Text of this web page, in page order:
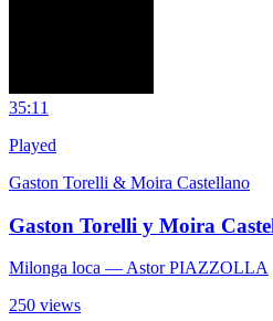
35:11
Played
Gaston Torelli & Moira Castellano
Gaston Torelli y Moira
Milonga loca — Astor PIAZZOLLA
250 views